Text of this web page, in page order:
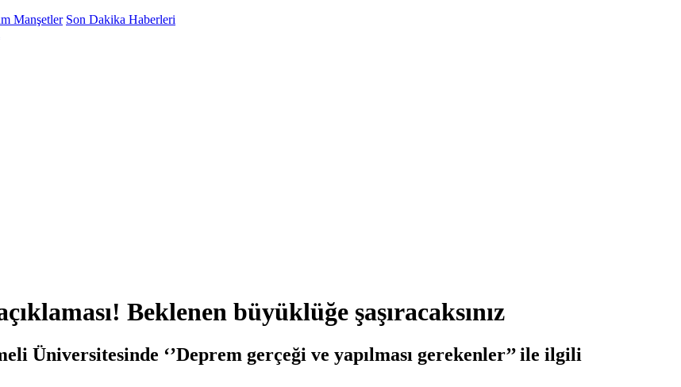
Manşetler Son Dakika Haberleri
Beklenen büyüklüğe şaşıracaksınız
Üniversitesinde ‘’Deprem gerçeği ve yapılması gerekenler’’ ile ilgili